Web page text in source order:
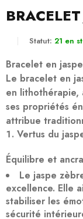
Statut: 21 en
Bracelet en
Le bracelet en
en lithothérapie,
ses propriétés
attribue
Vertus du
Équilibre et
Le jaspe
excellence. Elle
stabiliser les
sécurité